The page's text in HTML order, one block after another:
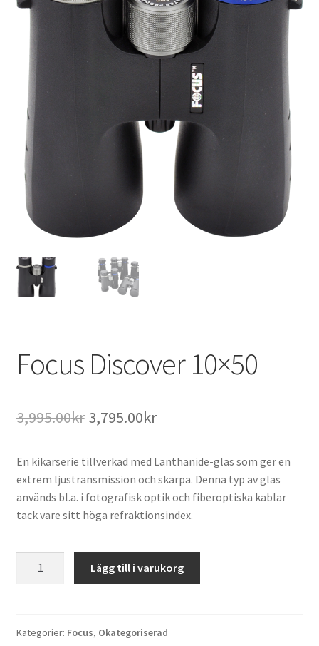
Kontakta Oss
Focus Discover 10×50
3,995.00kr Det
priset
var:
3,995.00kr.
3,795.00krDet
priset
är:
3,795.00kr.
En kikarserie tillverkad med Lanthanide-glas som ger en
extrem ljustransmission och skärpa. Denna typ av glas
används bl.a. i fotografisk optik och fiberoptiska kablar
tack vare sitt höga refraktionsindex.
Lägg till i varukorg
Kategorier: Focus, Okategoriserad